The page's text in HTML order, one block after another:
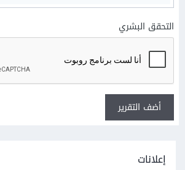
التحقق البشري
أضف التقرير
إعلانات